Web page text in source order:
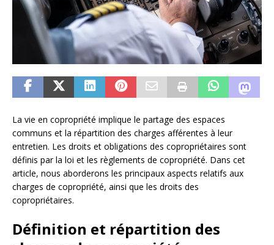
La vie en copropriété implique le partage des espaces
communs et la répartition des charges afférentes à leur
entretien. Les droits et obligations des copropriétaires sont
définis par la loi et les règlements de copropriété. Dans cet
article, nous aborderons les principaux aspects relatifs aux
charges de copropriété, ainsi que les droits des
copropriétaires.
Définition et répartition des